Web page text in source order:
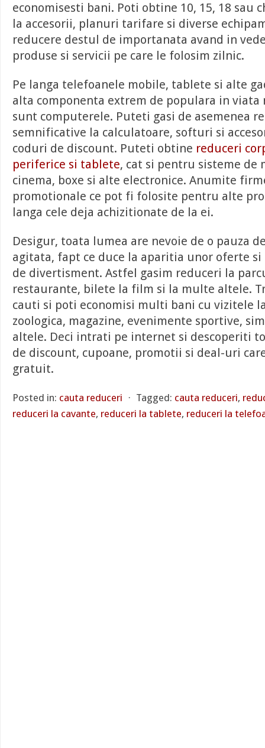
economisesti bani. Poti obtine 10, 15, 18 sau
la accesorii, planuri tarifare si diverse
reducere destul de importanata avand in
produse si servicii pe care le folosim zilnic.
Pe langa telefoanele mobile, tablete si alte
alta componenta extrem de populara in viata
sunt computerele. Puteti gasi de asemenea
semnificative la calculatoare, softuri si
coduri de discount. Puteti obtine reduceri
periferice si tablete, cat si pentru sisteme de
cinema, boxe si alte electronice. Anumite
promotionale ce pot fi folosite pentru alte
langa cele deja achizitionate de la ei.
Desigur, toata lumea are nevoie de o pauza
agitata, fapt ce duce la aparitia unor oferte
de divertisment. Astfel gasim reduceri la
restaurante, bilete la film si la multe altele.
cauti si poti economisi multi bani cu vizitele
zoologica, magazine, evenimente sportive,
altele. Deci intrati pe internet si descoperiti
de discount, cupoane, promotii si deal-uri
gratuit.
Posted in: cauta reduceri ⋅ Tagged: cauta reduceri,
reduceri la cavante, reduceri la tablete, reduceri la